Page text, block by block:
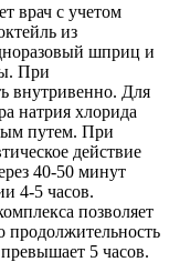
врач с учетом
из
шприц и
При
внутривенно. Для
натрия хлорида
путем. При
действие
40-50 минут
4-5 часов.
позволяет
продолжительность
5 часов.